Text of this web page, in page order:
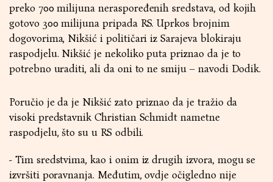
preko 700 milijuna neraspoređenih sredstava, od kojih
gotovo 300 milijuna pripada RS. Uprkos brojnim
dogovorima, Nikšić i političari iz Sarajeva blokiraju
raspodjelu. Nikšić je nekoliko puta priznao da je to
potrebno uraditi, ali da oni to ne smiju – navodi Dodik.
Poručio je da je Nikšić zato priznao da je tražio da
visoki predstavnik Christian Schmidt nametne
raspodjelu, što su u RS odbili.
- Tim sredstvima, kao i onim iz drugih izvora, mogu se
izvršiti poravnanja. Međutim, ovdje očigledno nije